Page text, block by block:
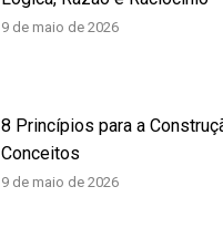
9 de maio de 2026
8 Princípios para a
Conceitos
9 de maio de 2026